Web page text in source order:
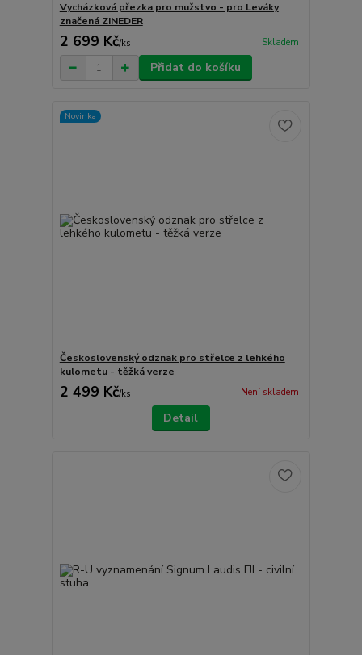
Vycházková přezka pro mužstvo - pro Leváky
značená ZINEDER
2 699 Kč/ks Skladem
Přidat do košíku
Novinka
Československý odznak pro střelce z lehkého
kulometu - těžká verze
2 499 Kč/ks Není skladem
Detail